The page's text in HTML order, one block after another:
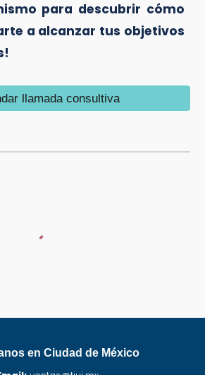
para descubrir cómo
a alcanzar tus objetivos
llamada consultiva
en Ciudad de México